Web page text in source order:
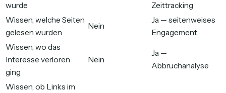
wurde
Zeittracking
Wissen, welche Seiten
gelesen wurden
Nein
Ja — seitenweises
Engagement
Wissen, wo das
Interesse verloren
ging
Nein
Ja —
Abbruchanalyse
Wissen, ob Links im